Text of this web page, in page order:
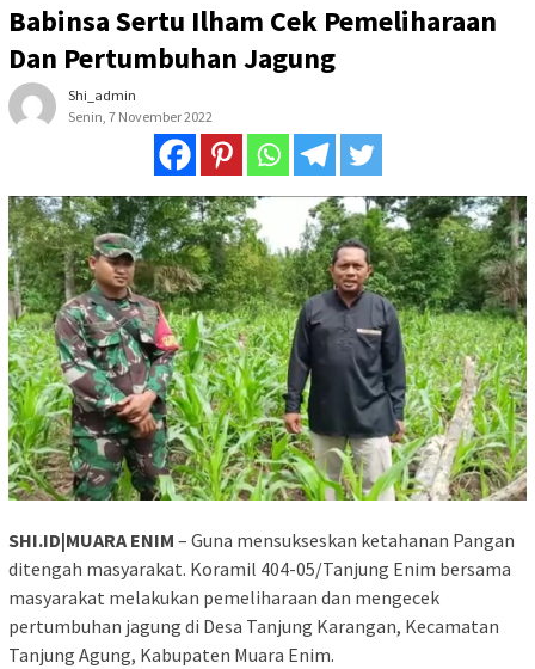
Babinsa Sertu Ilham Cek Pemeliharaan
Dan Pertumbuhan Jagung
Shi_admin
Senin, 7 November 2022
SHI.ID|MUARA ENIM – Guna mensukseskan ketahanan Pangan
ditengah masyarakat. Koramil 404-05/Tanjung Enim bersama
masyarakat melakukan pemeliharaan dan mengecek
pertumbuhan jagung di Desa Tanjung Karangan, Kecamatan
Tanjung Agung, Kabupaten Muara Enim.